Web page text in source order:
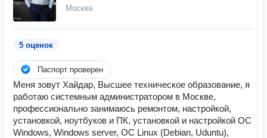
Москва
5 оценок
Паспорт проверен
Меня зовут Хайдар, Высшее техническое образование, я
работаю системным администратором в Москве,
профессионально занимаюсь ремонтом, настройкой,
установкой, ноутбуков и ПК, установкой и настройкой ОС
Windows, Windows server, ОС Linux (Debian, Uduntu),